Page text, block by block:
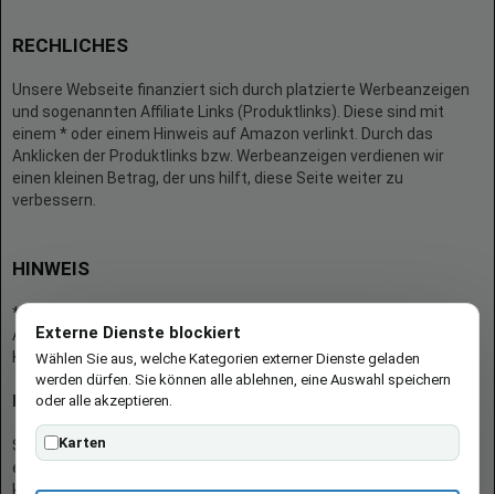
RECHLICHES
Unsere Webseite finanziert sich durch platzierte Werbeanzeigen
und sogenannten Affiliate Links (Produktlinks). Diese sind mit
einem * oder einem Hinweis auf Amazon verlinkt. Durch das
Anklicken der Produktlinks bzw. Werbeanzeigen verdienen wir
einen kleinen Betrag, der uns hilft, diese Seite weiter zu
verbessern.
HINWEIS
* = Afilliate-Link (=Werbung)
Als Amazon-Partner verdient der Seitenbetreiber an qualifizierten
Käufen.
Hinweis zu Preisen und Verfügbarkeiten
Sofern Produktpreise und Verfügbarkeiten angezeigt werden,
entsprechen diese dem angegebenen Stand (Datum/Uhrzeit) und
können sich auf der verlinkten Seite jederzeit ändern. Für den Kauf
Externe Dienste blockiert
Wählen Sie aus, welche Kategorien externer Dienste geladen
werden dürfen. Sie können alle ablehnen, eine Auswahl speichern
oder alle akzeptieren.
Karten